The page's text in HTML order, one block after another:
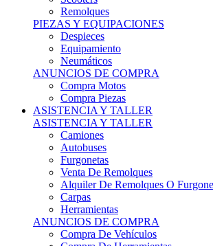
PIEZAS Y EQUIPACIONES
Despieces
Equipamiento
Neumáticos
ANUNCIOS DE COMPRA
Compra Motos
Compra Piezas
ASISTENCIA Y TALLER
ASISTENCIA Y TALLER
Camiones
Autobuses
Furgonetas
Venta De Remolques
Alquiler De Remolques O Furgones
Carpas
Herramientas
ANUNCIOS DE COMPRA
Compra De Vehículos
Compra De Herramientas